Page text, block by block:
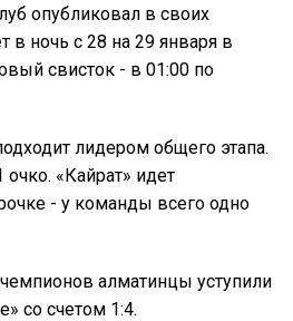
опубликовал в своих
в ночь с 28 на 29 января в
свисток - в 01:00 по
лидером общего этапа.
«Кайрат» идет
- у команды всего одно
алматинцы уступили
со счетом 1:4.